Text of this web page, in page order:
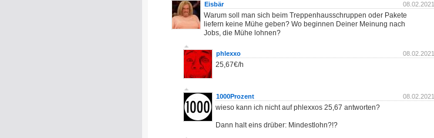
08.02.2021
Eisbär
Warum soll man sich beim Treppenhausschruppen oder Pakete
liefern keine Mühe geben? Wo beginnen Deiner Meinung nach
Jobs, die Mühe lohnen?
08.02.2021
phlexxo
25,67€/h
08.02.2021
1000Prozent
wieso kann ich nicht auf phlexxos 25,67 antworten?
Dann halt eins drüber: Mindestlohn?!?